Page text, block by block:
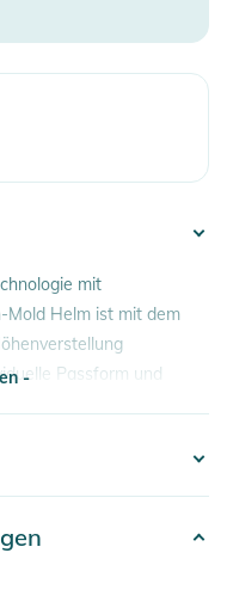
mit
Helm ist mit dem
Passform und
Luftzirkulation
-